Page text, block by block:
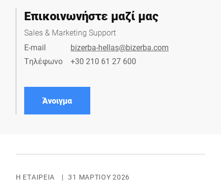
Επικοινωνήστε μαζί μας
Sales & Marketing Support
E-mail
bizerba-hellas@bizerba.com
Τηλέφωνο
+30 210 61 27 600
Άνοιγμα
Η ΕΤΑΙΡΕΊΑ | 31 ΜΑΡΤΊΟΥ 2026